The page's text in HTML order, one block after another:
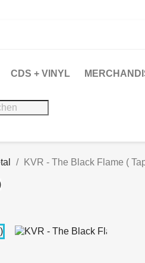
CDS + VINYL
KVR - The Black Flame (